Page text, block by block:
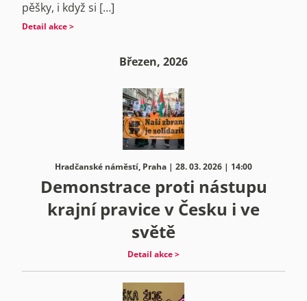
pěšky, i když si […]
Detail akce >
Březen, 2026
Hradčanské náměstí, Praha | 28. 03. 2026 | 14:00
Demonstrace proti nástupu
krajní pravice v Česku i ve
světě
Detail akce >